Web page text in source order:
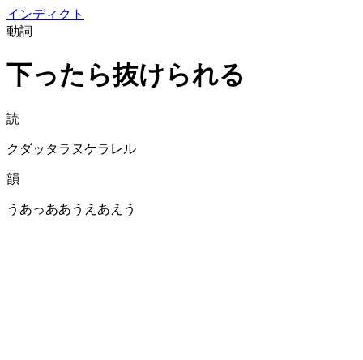
インディクト
動詞
下ったら抜けられる
読
クダッタラヌケラレル
韻
うあっああうえあえう